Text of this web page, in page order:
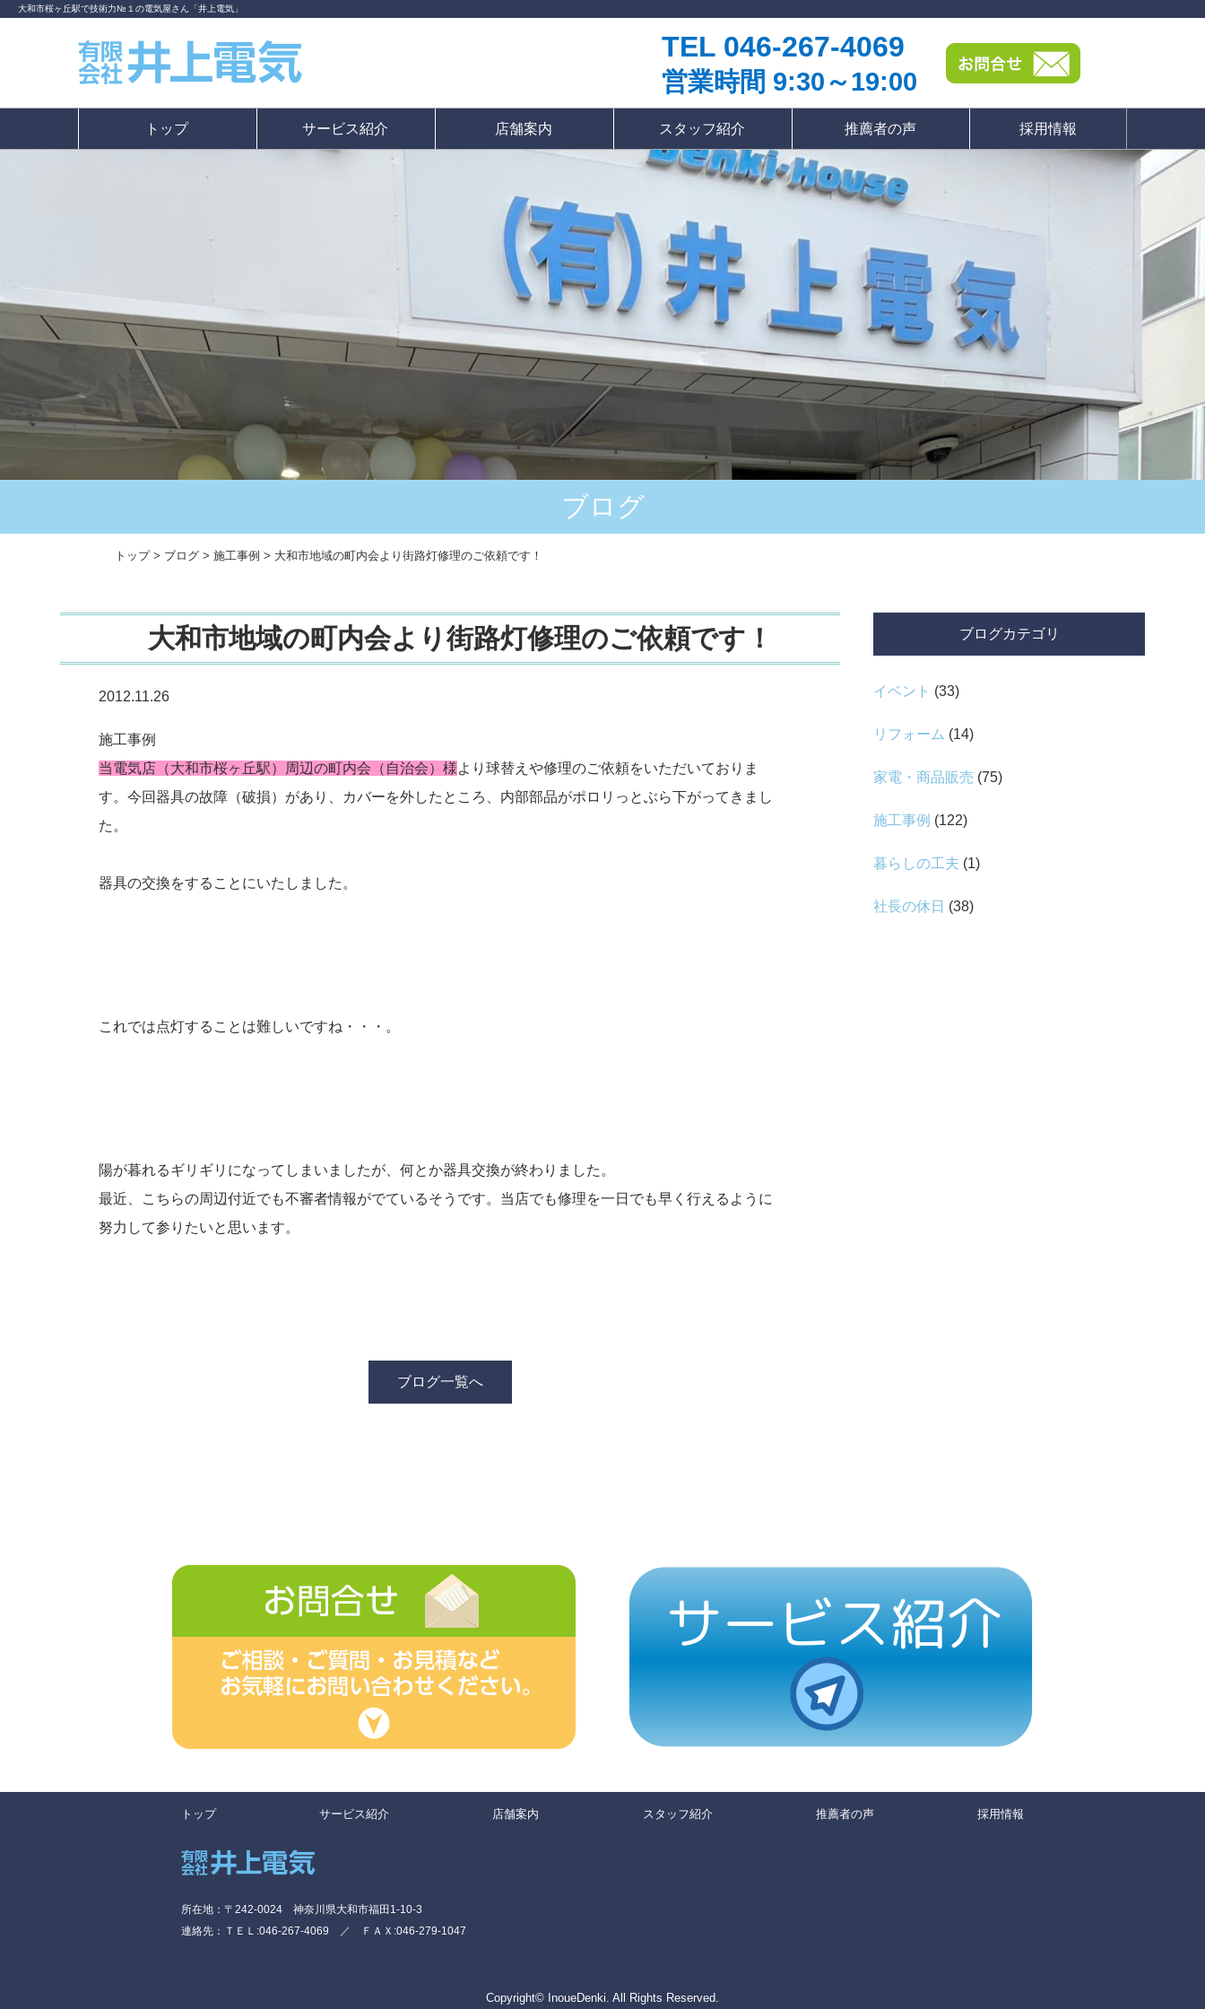
大和市桜ヶ丘駅で技術力№１の電気屋さん「井上電気」
TEL 046-267-4069
営業時間 9:30～19:00
トップ サービス紹介 店舗案内 スタッフ紹介 推薦者の声 採用情報
ブログ
トップ> ブログ> 施工事例 > 大和市地域の町内会より街路灯修理のご依頼です！
大和市地域の町内会より街路灯修理のご依頼です！
2012.11.26
施工事例
当電気店（大和市桜ヶ丘駅）周辺の町内会（自治会）様より球替えや修理のご依頼をいただいておりま
す。今回器具の故障（破損）があり、カバーを外したところ、内部部品がポロリっとぶら下がってきまし
た。
器具の交換をすることにいたしました。
これでは点灯することは難しいですね・・・。
陽が暮れるギリギリになってしまいましたが、何とか器具交換が終わりました。
最近、こちらの周辺付近でも不審者情報がでているそうです。当店でも修理を一日でも早く行えるように
努力して参りたいと思います。
ブログ一覧へ
ブログカテゴリ
イベント (33)
リフォーム (14)
家電・商品販売 (75)
施工事例 (122)
暮らしの工夫 (1)
社長の休日 (38)
トップ サービス紹介 店舗案内 スタッフ紹介 推薦者の声 採用情報
所在地：〒242-0024 神奈川県大和市福田1-10-3
連絡先：ＴＥＬ:046-267-4069 ／ ＦＡＸ:046-279-1047
Copyright© InoueDenki. All Rights Reserved.